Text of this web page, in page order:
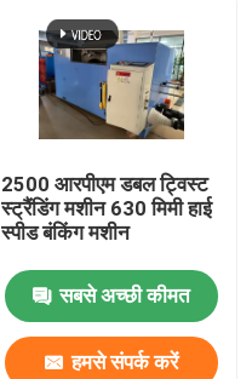
2500 आरपीएम डबल ट्विस्ट
स्ट्रैंडिंग मशीन 630 मिमी हाई
स्पीड बंकिंग मशीन
सबसे अच्छी कीमत
हमसे संपर्क करें